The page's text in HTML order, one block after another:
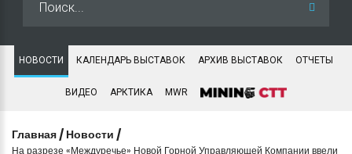
НОВОСТИ КАЛЕНДАРЬ ВЫСТАВОК АРХИВ ВЫСТАВОК ОТЧЕТЫ
ВИДЕО АРКТИКА MWR
Главная / Новости /
На разрезе «Междуречье» Новой Горной Управляющей Компании ввели